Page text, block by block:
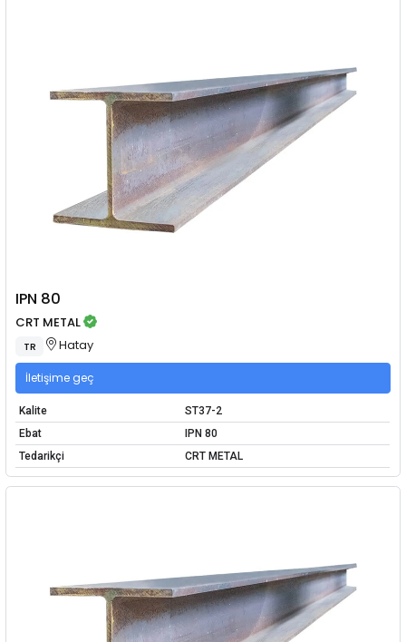
IPN 80
CRT METAL
TR Hatay
İletişime geç
Kalite
ST37-2
Ebat
IPN 80
Tedarikçi
CRT METAL